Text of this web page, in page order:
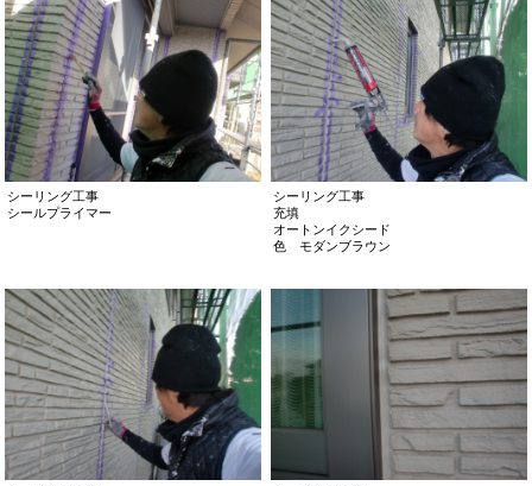
シーリング工事
シールプライマー
シーリング工事
充填
オートンイクシード
色 モダンブラウン